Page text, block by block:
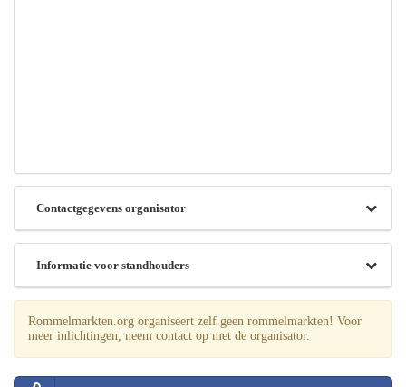
Contactgegevens organisator
Informatie voor standhouders
Rommelmarkten.org organiseert zelf geen rommelmarkten! Voor
meer inlichtingen, neem contact op met de organisator.